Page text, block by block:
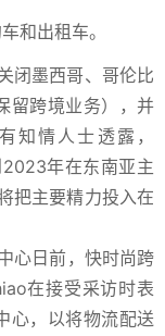
和出租车。
闭墨西哥、哥伦比
留跨境业务）
，并
知情人士透露，
年在东南亚主
把主要精力投入在
心日前，快时尚跨
在接受采访时表
心，以将物流配送